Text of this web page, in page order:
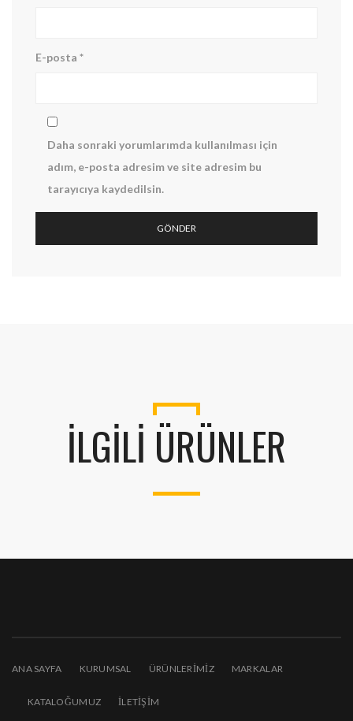
E-posta *
Daha sonraki yorumlarımda kullanılması için
adım, e-posta adresim ve site adresim bu
tarayıcıya kaydedilsin.
İLGILI ÜRÜNLER
ANA SAYFA KURUMSAL ÜRÜNLERİMİZ MARKALAR
KATALOĞUMUZ İLETIŞIM